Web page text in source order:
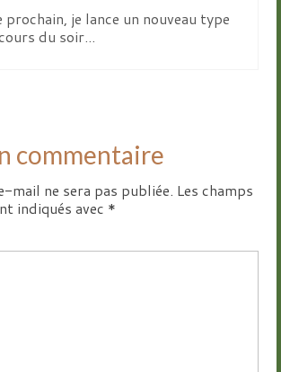
prochain, je lance un nouveau type
du soir...
commentaire
mail ne sera pas publiée. Les champs
indiqués avec *